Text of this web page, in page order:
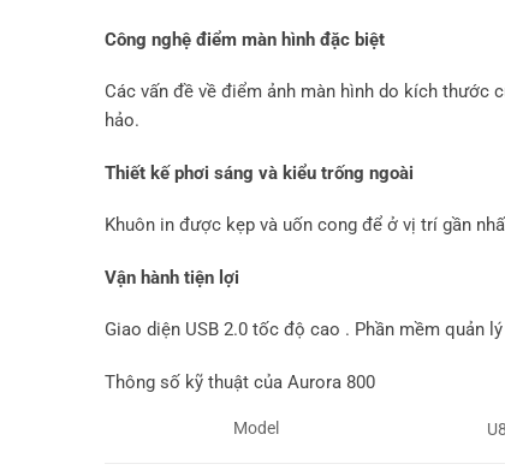
Công nghệ điểm màn hình đặc biệt
Các vấn đề về điểm ảnh màn hình do kích thước
hảo.
Thiết kế phơi sáng và kiểu trống ngoài
Khuôn in được kẹp và uốn cong để ở vị trí gần
Vận hành tiện lợi
Giao diện USB 2.0 tốc độ cao . Phần mềm quản
Thông số kỹ thuật của Aurora 800
Model